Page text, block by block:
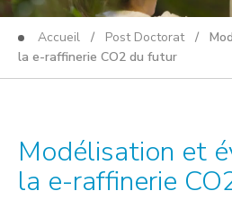
Accueil / Post Doctorat/
la e-raffinerie CO2 du futur
Modélisation et
la e-raffinerie